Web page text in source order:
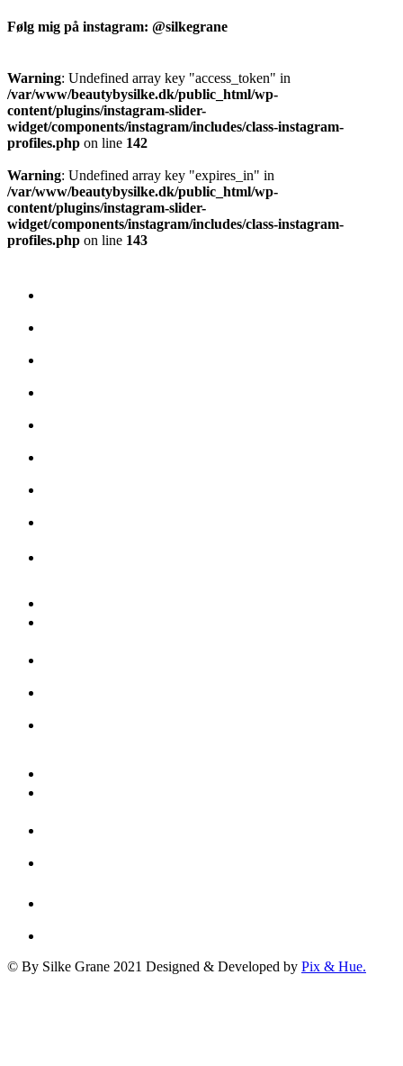
Følg mig på instagram: @silkegrane
Warning: Undefined array key "access_token" in
/var/www/beautybysilke.dk/public_html/wp-
content/plugins/instagram-slider-
widget/components/instagram/includes/class-instagram-
profiles.php on line 142
Warning: Undefined array key "expires_in" in
/var/www/beautybysilke.dk/public_html/wp-
content/plugins/instagram-slider-
widget/components/instagram/includes/class-instagram-
profiles.php on line 143
© By Silke Grane 2021 Designed & Developed by Pix & Hue.